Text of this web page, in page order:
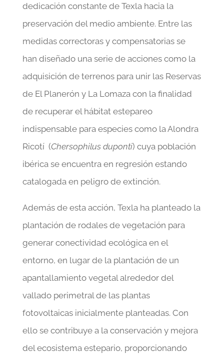
dedicación constante de Texla hacia la
preservación del medio ambiente. Entre las
medidas correctoras y compensatorias se
han diseñado una serie de acciones como la
adquisición de terrenos para unir las Reservas
de El Planerón y La Lomaza con la finalidad
de recuperar el hábitat estepareo
indispensable para especies como la Alondra
Ricotí (Chersophilus duponti) cuya población
ibérica se encuentra en regresión estando
catalogada en peligro de extinción.
Además de esta acción, Texla ha planteado la
plantación de rodales de vegetación para
generar conectividad ecológica en el
entorno, en lugar de la plantación de un
apantallamiento vegetal alrededor del
vallado perimetral de las plantas
fotovoltaicas inicialmente planteadas. Con
ello se contribuye a la conservación y mejora
del ecosistema estepario, proporcionando